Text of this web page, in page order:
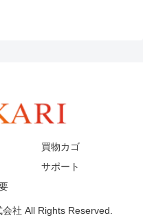
買物カゴ
サポート
社 All Rights Reserved.